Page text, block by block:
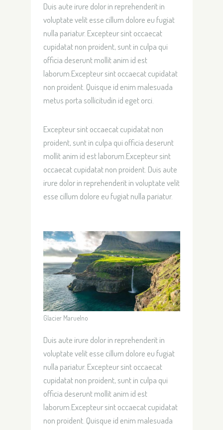
Duis aute irure dolor in reprehenderit in
voluptate velit esse cillum dolore eu fugiat
nulla pariatur. Excepteur sint occaecat
cupidatat non proident, sunt in culpa qui
officia deserunt mollit anim id est
laborum.Excepteur sint occaecat cupidatat
non proident. Quisque id enim malesuada
metus porta sollicitudin id eget orci.
Excepteur sint occaecat cupidatat non
proident, sunt in culpa qui officia deserunt
mollit anim id est laborum.Excepteur sint
occaecat cupidatat non proident. Duis aute
irure dolor in reprehenderit in voluptate velit
esse cillum dolore eu fugiat nulla pariatur.
Glacier Maruelno
Duis aute irure dolor in reprehenderit in
voluptate velit esse cillum dolore eu fugiat
nulla pariatur. Excepteur sint occaecat
cupidatat non proident, sunt in culpa qui
officia deserunt mollit anim id est
laborum.Excepteur sint occaecat cupidatat
non proident. Quisque id enim malesuada